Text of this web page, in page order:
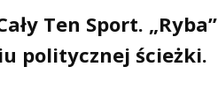
Ten Sport. „Ryba”
politycznej ścieżki.